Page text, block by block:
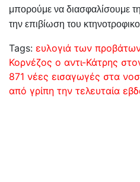
μπορούμε να διασφαλίσουμε
την επιβίωση του
Tags: ευλογιά των
Πλοήγηση
άρθρων
Κορνέζος ο αντι-Κάτρης
871 νέες εισαγωγές στα
από γρίπη την τελευταία